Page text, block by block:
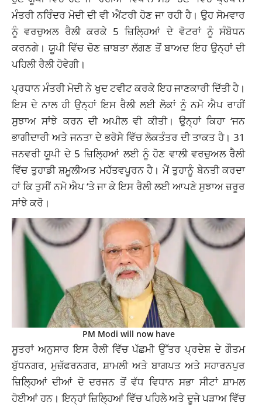
ਮੰਤਰੀ ਨਰਿੰਦਰ ਮੋਦੀ ਦੀ ਵੀ ਐਂਟਰੀ ਹੋਣ ਜਾ ਰਹੀ ਹੈ। ਉਹ ਸੋਮਵਾਰ
ਨੂੰ ਵਰਚੁਅਲ ਰੈਲੀ ਕਰਕੇ 5 ਜ਼ਿਲ੍ਹਿਆਂ ਦੇ ਵੋਟਰਾਂ ਨੂੰ ਸੰਬੋਧਨ
ਕਰਨਗੇ। ਯੂਪੀ ਵਿੱਚ ਚੋਣ ਜ਼ਾਬਤਾਲੱਗਣ ਤੋਂ ਬਾਅਦ ਇਹ ਉਨ੍ਹਾਂ ਦੀ
ਪਹਿਲੀ ਰੈਲੀ ਹੋਵੇਗੀ।
ਪ੍ਰਧਾਨ ਮੰਤਰੀ ਮੋਦੀ ਨੇ ਖੁਦ ਟਵੀਟ ਕਰਕੇ ਇਹ ਜਾਣਕਾਰੀ ਦਿੱਤੀ ਹੈ।
ਇਸ ਦੇ ਨਾਲ ਹੀ ਉਨ੍ਹਾਂ ਇਸ ਰੈਲੀ ਲਈ ਲੋਕਾਂ ਨੂੰ ਨਮੋ ਐਪ ਰਾਹੀਂ
ਸੁਝਾਅ ਸਾਂਝੇ ਕਰਨ ਦੀ ਅਪੀਲ ਵੀ ਕੀਤੀ। ਉਨ੍ਹਾਂ ਕਿਹਾ ‘ਜਨ
ਭਾਗੀਦਾਰੀ ਅਤੇ ਜਨਤਾ ਦੇ ਭਰੋਸੇ ਵਿੱਚ ਲੋਕਤੰਤਰ ਦੀ ਤਾਕਤ ਹੈ। 31
ਜਨਵਰੀ ਯੂਪੀ ਦੇ 5 ਜ਼ਿਲ੍ਹਿਆਂ ਲਈ ਨੂੰ ਹੋਣ ਵਾਲੀ ਵਰਚੁਅਲ ਰੈਲੀ
ਵਿੱਚ ਤੁਹਾਡੀ ਸ਼ਮੂਲੀਅਤ ਮਹੱਤਵਪੂਰਨ ਹੈ। ਮੈਂ ਤੁਹਾਨੂੰ ਬੇਨਤੀ ਕਰਦਾ
ਹਾਂ ਕਿ ਤੁਸੀਂ ਨਮੋ ਐਪ ‘ਤੇ ਜਾ ਕੇ ਇਸ ਰੈਲੀ ਲਈ ਆਪਣੇ ਸੁਝਾਅ ਜ਼ਰੂਰ
ਸਾਂਝੇ ਕਰੋ।
PM Modi will now have
ਸੂਤਰਾਂ ਅਨੁਸਾਰ ਇਸ ਰੈਲੀ ਵਿੱਚ ਪੱਛਮੀ ਉੱਤਰ ਪ੍ਰਦੇਸ਼ ਦੇ ਗੌਤਮ
ਬੁੱਧਨਗਰ, ਮੁਜ਼ੱਫਰਨਗਰ, ਸ਼ਾਮਲੀ ਅਤੇ ਬਾਗਪਤ ਅਤੇ ਸਹਾਰਨਪੁਰ
ਜ਼ਿਲ੍ਹਿਆਂ ਦੀਆਂ ਦੋ ਦਰਜਨ ਤੋਂ ਵੱਧ ਵਿਧਾਨ ਸਭਾ ਸੀਟਾਂ ਸ਼ਾਮਲ
ਹੋਈਆਂ ਹਨ। ਇਨ੍ਹਾਂ ਜ਼ਿਲ੍ਹਿਆਂ ਵਿੱਚ ਪਹਿਲੇ ਅਤੇ ਦੂਜੇ ਪੜਾਅ ਵਿੱਚ